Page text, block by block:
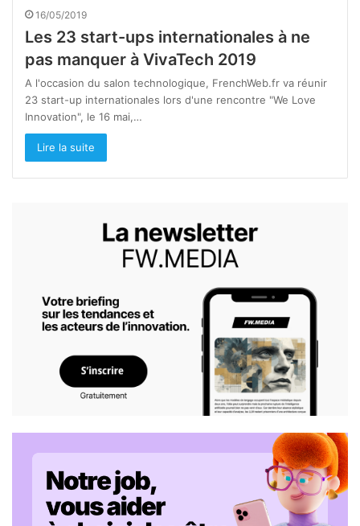
16/05/2019
Les 23 start-ups internationales à ne
pas manquer à VivaTech 2019
A l'occasion du salon technologique, FrenchWeb.fr va réunir
23 start-up internationales lors d'une rencontre "We Love
Innovation", le 16 mai,…
Lire la suite